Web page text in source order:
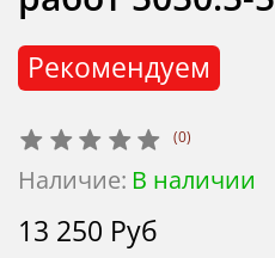
(0)
Наличие: В наличии
Рекомендуем
13 250 Руб